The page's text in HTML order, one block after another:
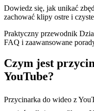
Dowiedz się, jak unikać
zachować klipy ostre i
Praktyczny przewodnik
FAQ i zaawansowane
Czym jest
YouTube?
Przycinarka do wideo z